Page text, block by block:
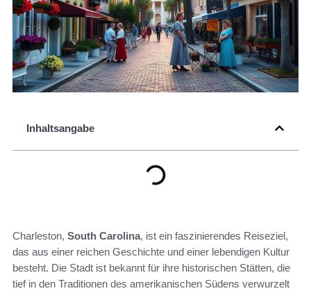
Inhaltsangabe
Charleston, South Carolina, ist ein faszinierendes Reiseziel,
das aus einer reichen Geschichte und einer lebendigen Kultur
besteht. Die Stadt ist bekannt für ihre historischen Stätten, die
tief in den Traditionen des amerikanischen Südens verwurzelt